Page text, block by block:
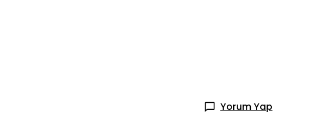
Yorum Yap